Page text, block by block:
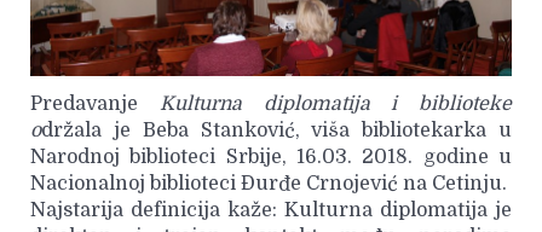
Predavanje Kulturna diplomatija i biblioteke
održala je Beba Stanković, viša bibliotekarka u
Narodnoj biblioteci Srbije, 16.03. 2018. godine u
Nacionalnoj biblioteci Đurđe Crnojević na Cetinju.
Najstarija definicija kaže: Kulturna diplomatija je